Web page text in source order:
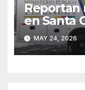
Reportan
en Santa
elevan a
MAY 24, 2026